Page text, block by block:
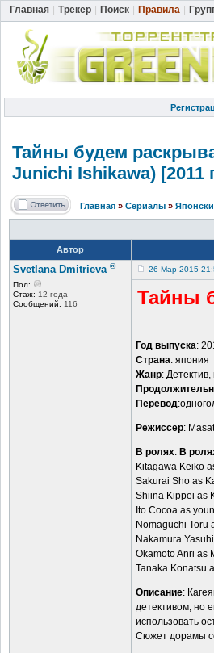
Главная Трекер Поиск Правила
Тайны будем
Junichi Ishikawa) [2011
Главная » Сериалы »
Автор
Svetlana Dmitrieva ®
Пол:
Стаж: 12 года
Сообщений: 116
26-Мар-2015
Тайны
Год выпуска:
Страна: япония
Жанр:
Перевод
Режиссер:
В ролях: В
Kitagawa Keiko
Sakurai Sho as
Shiina Kippei as
Ito Cocoa as
Nomaguchi Toru
Nakamura
Okamoto Anri as
Tanaka Konatsu
Описание:
детективом, но
использовать
Сюжет дорамы